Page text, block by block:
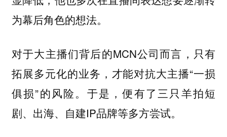
为幕后角色的想法。
对于大主播们背后的MCN公司而言，只有
拓展多元化的业务，才能对抗大主播“一损
俱损”的风险。于是，便有了三只羊拍短
剧、出海、自建IP品牌等多方尝试。